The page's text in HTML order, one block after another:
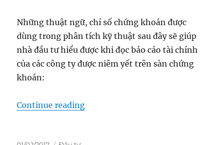
Những thuật ngữ, chỉ số chứng khoán được
dùng trong phân tích kỹ thuật sau đây sẽ giúp
nhà đầu tư hiểu được khi đọc báo cáo tài chính
của các công ty được niêm yết trên sàn chứng
khoán:
Continue reading“Kiến thức nền: Cách đánh giá cổ